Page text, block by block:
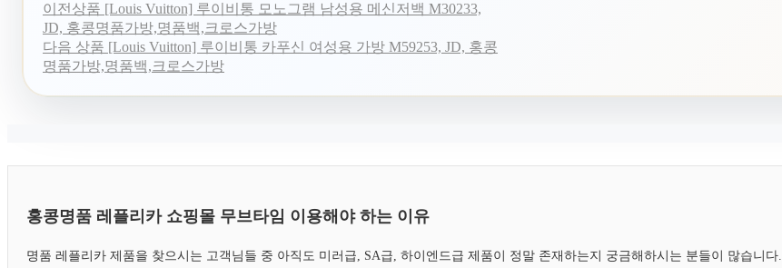
이전상품 [Louis Vuitton] 루이비통 모노그램 남성용 메신저백 M30233,
JD, 홍콩명품가방,명품백,크로스가방
다음 상품 [Louis Vuitton] 루이비통 카푸신 여성용 가방 M59253, JD, 홍콩
명품가방,명품백,크로스가방
홍콩명품 레플리카 쇼핑몰 무브타임 이용해야 하는 이유
명품 레플리카 제품을 찾으시는 고객님들 중 아직도 미러급, SA급, 하이엔드급 제품이 정말 존재하는지 궁금해하시는 분들이 많습니다.